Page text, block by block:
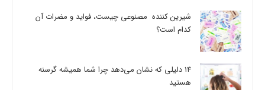
شیرین کننده مصنوعی چیست، فواید و مضرات آن
کدام است؟
14 دلیلی که نشان می‌دهد چرا شما همیشه گرسنه
هستید